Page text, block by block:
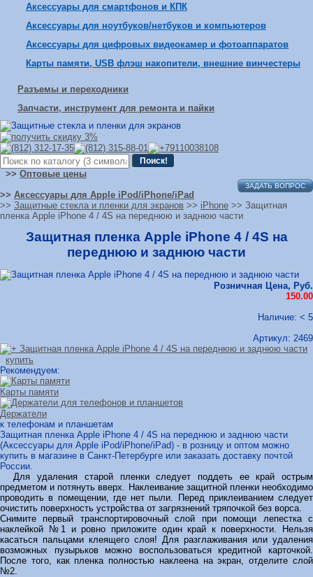
Аксессуары для смартфонов и КПК
Аксессуары для ноутбуков/нетбуков и компьютеров
Аксессуары для цифровых видеокамер и фотоаппаратов
Карты памяти, USB флэш накопители, внешние винчестеры
Разъемы и переходники
Запчасти, инструмент для ремонта и пайки
>> Оптовые цены
ЗАДАТЬ ВОПРОС
>> Аксессуары для Apple iPod/iPhone/iPad
>> Защитные стекла и пленки для экранов >> iPhone >> Защитная
пленка Apple iPhone 4 / 4S на переднюю и заднюю части
Защитная пленка Apple iPhone 4 / 4S на
переднюю и заднюю части
Розничная Цена, Руб.
150.00
Наличие: < 5
Артикул: 2469
купить
Рекомендуем:
Карты памяти
Держатели
к телефонам и планшетам
Защитная пленка Apple iPhone 4 / 4S на переднюю и заднюю части
(Аксессуары для Apple iPod/iPhone/iPad) - в розницу и оптом можно
купить в магазине в Санкт-Петербурге или заказать доставку почтой
России.
Для удаления старой пленки следует поддеть ее край острым
предметом и потянуть вверх. Наклеивание защитной пленки необходимо
проводить в помещении, где нет пыли. Перед приклеиванием следует
очистить поверхность устройства от загрязнений тряпочкой без ворса.
Снимите первый транспортировочный слой при помощи лепестка с
наклейкой №1 и ровно приложите один край к поверхности. Нельзя
касаться пальцами клеящего слоя! Для разглаживания или удаления
возможных пузырьков можно воспользоваться кредитной карточкой.
После того, как пленка полностью наклеена на экран, отделите слой
№2.